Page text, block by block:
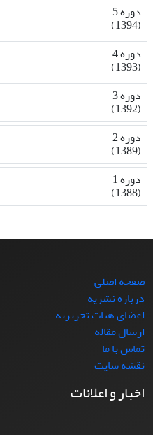
دوره 5
(1394)
دوره 4
(1393)
دوره 3
(1392)
دوره 2
(1389)
دوره 1
(1388)
صفحه اصلی
درباره نشریه
اعضای هیات تحریریه
ارسال مقاله
تماس با ما
نقشه سایت
اخبار و اعلانات